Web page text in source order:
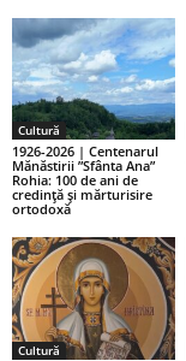
Cultură
1926-2026 | Centenarul
Mănăstirii ”Sfânta Ana”
Rohia: 100 de ani de
credință și mărturisire
ortodoxă
Cultură